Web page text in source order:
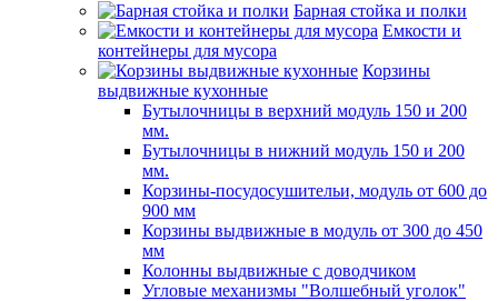
Барная стойка и полки
Емкости и
контейнеры для мусора
Корзины
выдвижные кухонные
Бутылочницы в верхний модуль 150 и 200
мм.
Бутылочницы в нижний модуль 150 и 200
мм.
Корзины-посудосушительи, модуль от 600 до
900 мм
Корзины выдвижные в модуль от 300 до 450
мм
Колонны выдвижные с доводчиком
Угловые механизмы "Волшебный уголок"